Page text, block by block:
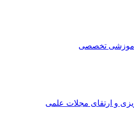
آموزشی تخصصی
و ارتقای مجلات علمی